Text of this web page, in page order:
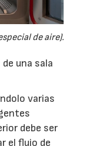
de aire).
una sala
varias
debe ser
el flujo de